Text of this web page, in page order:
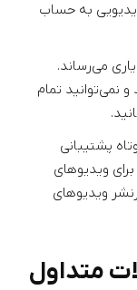
به حساب
می‌رساند.
نمی‌توانید تمام
پشتیبانی
ویدیوهای
ویدیوهای
متداول